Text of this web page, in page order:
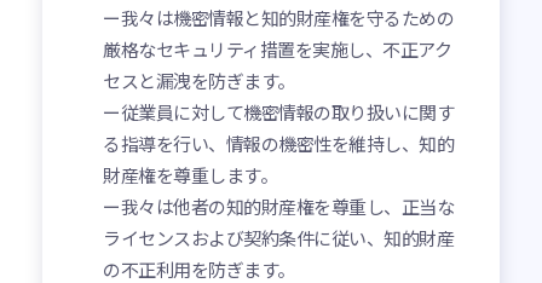
ー我々は機密情報と知的財産権を守るための
厳格なセキュリティ措置を実施し、不正アク
セスと漏洩を防ぎます。
ー従業員に対して機密情報の取り扱いに関す
る指導を行い、情報の機密性を維持し、知的
財産権を尊重します。
ー我々は他者の知的財産権を尊重し、正当な
ライセンスおよび契約条件に従い、知的財産
の不正利用を防ぎます。